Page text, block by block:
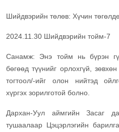
Шийдвэрийн төлөв: Хүчин
2024.11.30 Шийдвэрийн тойм-7
Санамж: Энэ тойм нь бүрэн
бөгөөд түүнийг орлохгүй,
тогтоол/-ийг олон нийтэд
хүргэх зорилготой болно.
Дархан-Уул аймгийн Засаг
тушаалаар Цэцэрлэгийн